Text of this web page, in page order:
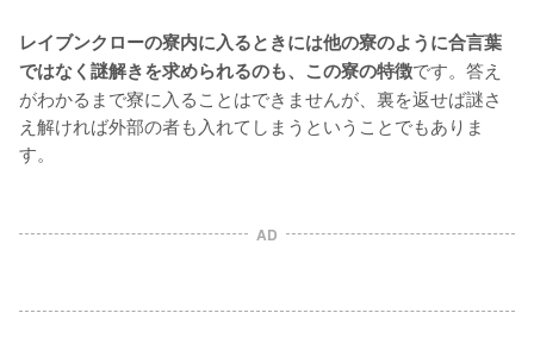
レイブンクローの寮内に入るときには他の寮のように合言葉
ではなく謎解きを求められるのも、この寮の特徴です。答え
がわかるまで寮に入ることはできませんが、裏を返せば謎さ
え解ければ外部の者も入れてしまうということでもありま
す。
AD